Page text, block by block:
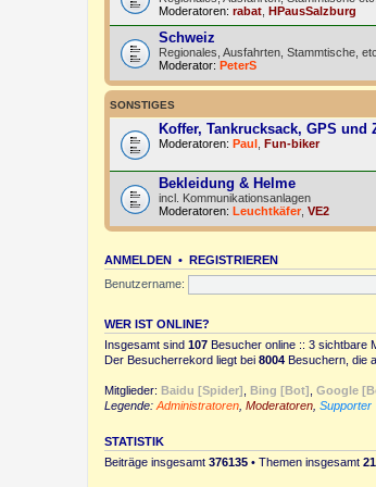
Moderatoren: rabat HPausSalzburg
Schweiz
Regionales, Ausfahrten, Stammtische,
Moderator: PeterS
SONSTIGES
Koffer, Tankrucksack, GPS und
Moderatoren: Paul Fun-biker
Bekleidung & Helme
incl. Kommunikationsanlagen
Moderatoren: Leuchtkäfer VE2
ANMELDEN • REGISTRIEREN
Benutzername:
WER IST ONLINE?
Insgesamt sind 107 Besucher online :: 3 sichtbare
Der Besucherrekord liegt bei 8004 Besuchern, die
Mitglieder: Baidu [Spider] Bing [Bot] Google
Legende: Administratoren Moderatoren Supporter
STATISTIK
Beiträge insgesamt 376135 • Themen insgesamt